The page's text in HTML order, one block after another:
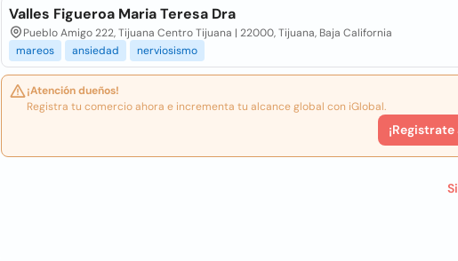
Valles Figueroa Maria Teresa Dra
Pueblo Amigo 222, Tijuana Centro Tijuana | 22000, Tijuana, Baja California
mareos
ansiedad nerviosismo
¡Atención dueños!
Registra tu comercio ahora e incrementa tu alcance global con iGlobal.
¡Registrate